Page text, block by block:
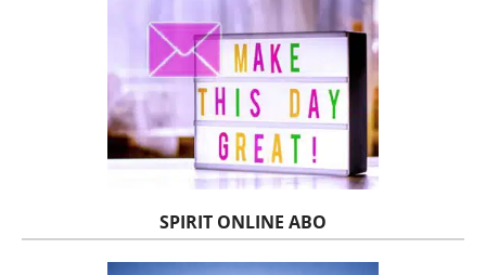
SPIRIT ONLINE ABO